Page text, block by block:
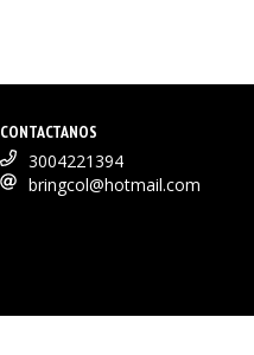
CONTACTANOS
3004221394
bringcol@hotmail.com